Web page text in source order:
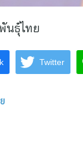
นธุ์ไทย
Twitter